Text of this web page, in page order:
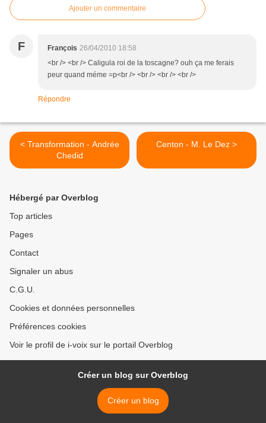
Ajouter un commentaire
F François 26/04/2010 18:58
<br /> <br /> Caligula roi de la toscagne? ouh ça me ferais
peur quand méme =p<br /> <br /> <br /> <br />
Répondre
< Transformation - Andrée
Chedid
Centon - M. Le Dez >
Hébergé par Overblog
Top articles
Pages
Contact
Signaler un abus
C.G.U.
Cookies et données personnelles
Préférences cookies
Voir le profil de i-voix sur le portail Overblog
Créer un blog sur Overblog
Créer un blog